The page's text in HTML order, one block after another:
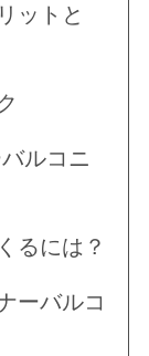
ットと
ルコニ
るには？
ーバルコ